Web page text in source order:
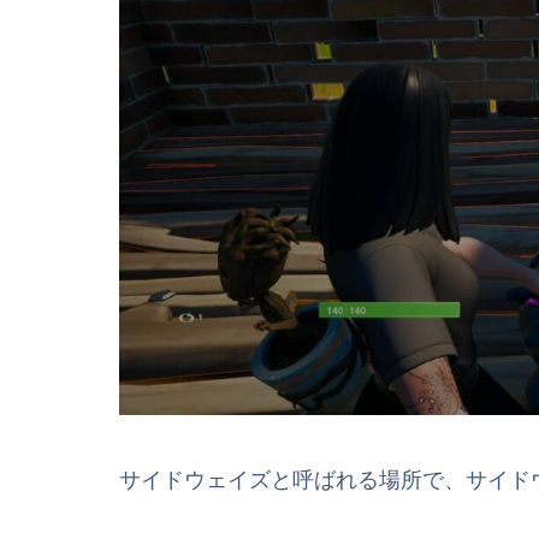
サイドウェイズと呼ばれる場所で、サイ